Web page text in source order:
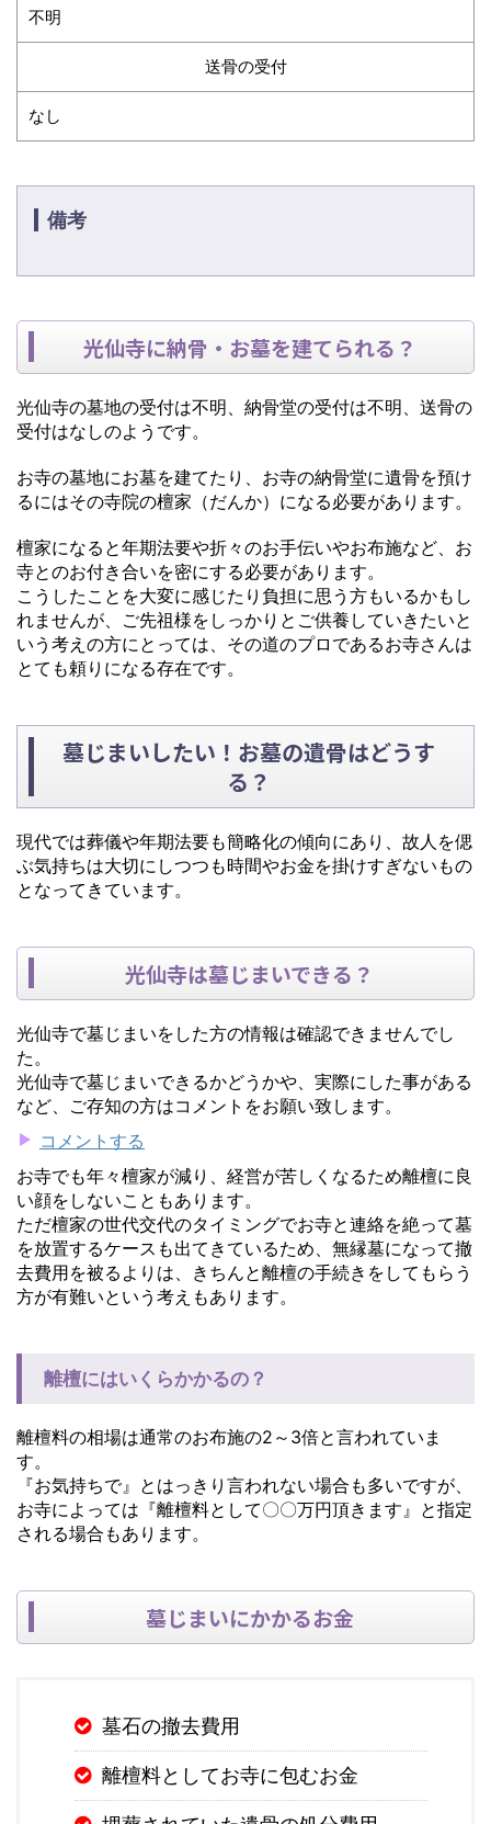
不明
送骨の受付
なし
備考
光仙寺に納骨・お墓を建てられる？
光仙寺の墓地の受付は不明、納骨堂の受付は不明、送骨の
受付はなしのようです。
お寺の墓地にお墓を建てたり、お寺の納骨堂に遺骨を預け
るにはその寺院の檀家（だんか）になる必要があります。
檀家になると年期法要や折々のお手伝いやお布施など、お
寺とのお付き合いを密にする必要があります。
こうしたことを大変に感じたり負担に思う方もいるかもし
れませんが、ご先祖様をしっかりとご供養していきたいと
いう考えの方にとっては、その道のプロであるお寺さんは
とても頼りになる存在です。
墓じまいしたい！お墓の遺骨はどうす
る？
現代では葬儀や年期法要も簡略化の傾向にあり、故人を偲
ぶ気持ちは大切にしつつも時間やお金を掛けすぎないもの
となってきています。
光仙寺は墓じまいできる？
光仙寺で墓じまいをした方の情報は確認できませんでし
た。
光仙寺で墓じまいできるかどうかや、実際にした事がある
など、ご存知の方はコメントをお願い致します。
コメントする
お寺でも年々檀家が減り、経営が苦しくなるため離檀に良
い顔をしないこともあります。
ただ檀家の世代交代のタイミングでお寺と連絡を絶って墓
を放置するケースも出てきているため、無縁墓になって撤
去費用を被るよりは、きちんと離檀の手続きをしてもらう
方が有難いという考えもあります。
離檀にはいくらかかるの？
離檀料の相場は通常のお布施の2～3倍と言われていま
す。
『お気持ちで』とはっきり言われない場合も多いですが、
お寺によっては『離檀料として〇〇万円頂きます』と指定
される場合もあります。
墓じまいにかかるお金
墓石の撤去費用
離檀料としてお寺に包むお金